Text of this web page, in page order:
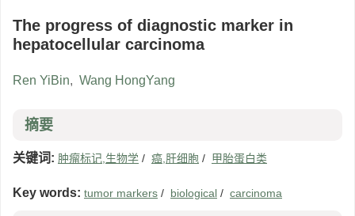
The progress of diagnostic marker in
hepatocellular carcinoma
Ren YiBin, Wang HongYang
摘要
关键词: 肿瘤标记,生物学 / 癌,肝细胞 / 甲胎蛋白类
Key words: tumor markers / biological / carcinoma